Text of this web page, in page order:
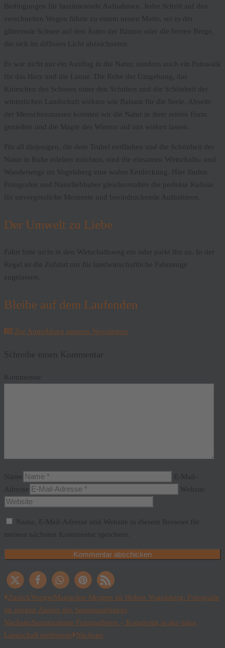
Bedingungen für faszinierende Aufnahmen. Jeder Schritt auf den
verschneiten Wegen führte zu einem neuen Motiv, sei es der
glitzernde Schnee auf den Ästen der Bäume oder die fernen Berge,
die sich im diffusen Licht abzeichneten.
Es war nicht nur ein Ausflug in die Natur, sondern auch ein Fotowalk
für das Herz und die Laune. Die Ruhe der Umgebung, das
Knirschen des Schnees unter den Schuhen und die Schönheit der
winterlichen Landschaft wirkten wie Balsam für die Seele. Abseits
der Menschenmassen konnten wir die Natur in ihrer reinen Form
genießen und die Magie des Winters auf uns wirken lassen.
Für all diejenigen, die dem Trubel entfliehen und die Schönheit der
Natur in Ruhe erleben möchten, sind die einsamen Wirtschafts- und
Wanderwege im Vogelsberg eine wahre Entdeckung. Hier finden
Fotografen und Naturliebhaber gleichermaßen die perfekte Kulisse
für unvergessliche Momente und beeindruckende Aufnahmen.
Der Umwelt zu Liebe
Fahrt bitte nicht in den Wirtschaftsweg ein oder parkt ihn zu. In der
Regel ist die Zufahrt nur für landwirtschaftliche Fahrzeuge
zugelassen.
Bleibe auf dem Laufenden
Zur Anmeldung unseres Newsletters
Schreibe einen Kommentar
Kommentar
Name
E-Mail-
Adresse
Website
Name, E-Mail-Adresse und Website in diesem Browser für
meinen nächsten Kommentar speichern.
ZurückVorigerMagischer Morgen im Hohen Vogelsberg: Fotografie
im eisigen Zauber des Sonnenaufgangs
NächsterSonnensterne Fotografieren – Kreativität in der öden
Landschaft entfesseln
Nächster